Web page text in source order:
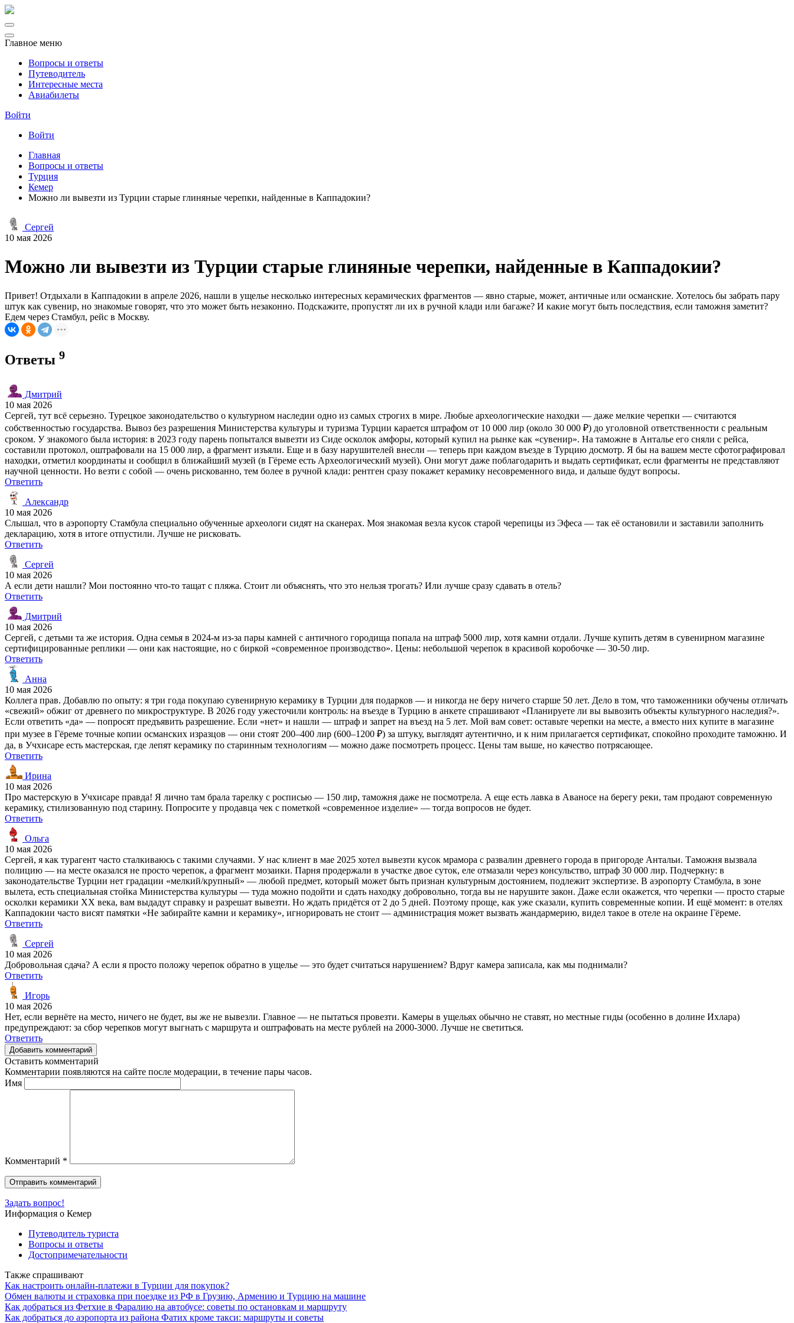
Главное меню
Вопросы и ответы
Путеводитель
Интересные места
Авиабилеты
Войти
Войти
Главная
Вопросы и ответы
Турция
Кемер
Можно ли вывезти из Турции старые глиняные черепки, найденные в Каппадокии?
Сергей
10 мая 2026
Можно ли вывезти из Турции старые глиняные черепки, найденные в Каппадокии?
Привет! Отдыхали в Каппадокии в апреле 2026, нашли в ущелье несколько интересных керамических фрагментов — явно старые, может, античные или османские. Хотелось бы забрать пару
штук как сувенир, но знакомые говорят, что это может быть незаконно. Подскажите, пропустят ли их в ручной клади или багаже? И какие могут быть последствия, если таможня заметит?
Едем через Стамбул, рейс в Москву.
Ответы 9
Дмитрий
10 мая 2026
Сергей, тут всё серьезно. Турецкое законодательство о культурном наследии одно из самых строгих в мире. Любые археологические находки — даже мелкие черепки — считаются
собственностью государства. Вывоз без разрешения Министерства культуры и туризма Турции карается штрафом от 10 000 лир (около 30 000 ₽) до уголовной ответственности с реальным
сроком. У знакомого была история: в 2023 году парень попытался вывезти из Сиде осколок амфоры, который купил на рынке как «сувенир». На таможне в Анталье его сняли с рейса,
составили протокол, оштрафовали на 15 000 лир, а фрагмент изъяли. Еще и в базу нарушителей внесли — теперь при каждом въезде в Турцию досмотр. Я бы на вашем месте сфотографировал
находки, отметил координаты и сообщил в ближайший музей (в Гёреме есть Археологический музей). Они могут даже поблагодарить и выдать сертификат, если фрагменты не представляют
научной ценности. Но везти с собой — очень рискованно, тем более в ручной клади: рентген сразу покажет керамику несовременного вида, и дальше будут вопросы.
Ответить
Александр
10 мая 2026
Слышал, что в аэропорту Стамбула специально обученные археологи сидят на сканерах. Моя знакомая везла кусок старой черепицы из Эфеса — так её остановили и заставили заполнить
декларацию, хотя в итоге отпустили. Лучше не рисковать.
Ответить
Сергей
10 мая 2026
А если дети нашли? Мои постоянно что-то тащат с пляжа. Стоит ли объяснять, что это нельзя трогать? Или лучше сразу сдавать в отель?
Ответить
Дмитрий
10 мая 2026
Сергей, с детьми та же история. Одна семья в 2024-м из-за пары камней с античного городища попала на штраф 5000 лир, хотя камни отдали. Лучше купить детям в сувенирном магазине
сертифицированные реплики — они как настоящие, но с биркой «современное производство». Цены: небольшой черепок в красивой коробочке — 30-50 лир.
Ответить
Анна
10 мая 2026
Коллега прав. Добавлю по опыту: я три года покупаю сувенирную керамику в Турции для подарков — и никогда не беру ничего старше 50 лет. Дело в том, что таможенники обучены отличать
«свежий» обжиг от древнего по микроструктуре. В 2026 году ужесточили контроль: на въезде в Турцию в анкете спрашивают «Планируете ли вы вывозить объекты культурного наследия?».
Если ответить «да» — попросят предъявить разрешение. Если «нет» и нашли — штраф и запрет на въезд на 5 лет. Мой вам совет: оставьте черепки на месте, а вместо них купите в магазине
при музее в Гёреме точные копии османских изразцов — они стоят 200–400 лир (600–1200 ₽) за штуку, выглядят аутентично, и к ним прилагается сертификат, спокойно проходите таможню. И
да, в Учхисаре есть мастерская, где лепят керамику по старинным технологиям — можно даже посмотреть процесс. Цены там выше, но качество потрясающее.
Ответить
Ирина
10 мая 2026
Про мастерскую в Учхисаре правда! Я лично там брала тарелку с росписью — 150 лир, таможня даже не посмотрела. А еще есть лавка в Аваносе на берегу реки, там продают современную
керамику, стилизованную под старину. Попросите у продавца чек с пометкой «современное изделие» — тогда вопросов не будет.
Ответить
Ольга
10 мая 2026
Сергей, я как турагент часто сталкиваюсь с такими случаями. У нас клиент в мае 2025 хотел вывезти кусок мрамора с развалин древнего города в пригороде Антальи. Таможня вызвала
полицию — на месте оказался не просто черепок, а фрагмент мозаики. Парня продержали в участке двое суток, еле отмазали через консульство, штраф 30 000 лир. Подчеркну: в
законодательстве Турции нет градации «мелкий/крупный» — любой предмет, который может быть признан культурным достоянием, подлежит экспертизе. В аэропорту Стамбула, в зоне
вылета, есть специальная стойка Министерства культуры — туда можно подойти и сдать находку добровольно, тогда вы не нарушите закон. Даже если окажется, что черепки — просто старые
осколки керамики XX века, вам выдадут справку и разрешат вывезти. Но ждать придётся от 2 до 5 дней. Поэтому проще, как уже сказали, купить современные копии. И ещё момент: в отелях
Каппадокии часто висят памятки «Не забирайте камни и керамику», игнорировать не стоит — администрация может вызвать жандармерию, видел такое в отеле на окраине Гёреме.
Ответить
Сергей
10 мая 2026
Добровольная сдача? А если я просто положу черепок обратно в ущелье — это будет считаться нарушением? Вдруг камера записала, как мы поднимали?
Ответить
Игорь
10 мая 2026
Нет, если вернёте на место, ничего не будет, вы же не вывезли. Главное — не пытаться провезти. Камеры в ущельях обычно не ставят, но местные гиды (особенно в долине Ихлара)
предупреждают: за сбор черепков могут выгнать с маршрута и оштрафовать на месте рублей на 2000-3000. Лучше не светиться.
Ответить
Добавить комментарий
Оставить комментарий
Комментарии появляются на сайте после модерации, в течение пары часов.
Имя
Комментарий *
Задать вопрос!
Информация о Кемер
Путеводитель туриста
Вопросы и ответы
Достопримечательности
Также спрашивают
Как настроить онлайн-платежи в Турции для покупок?
Обмен валюты и страховка при поездке из РФ в Грузию, Армению и Турцию на машине
Как добраться из Фетхие в Фаралию на автобусе: советы по остановкам и маршруту
Как добраться до аэропорта из района Фатих кроме такси: маршруты и советы